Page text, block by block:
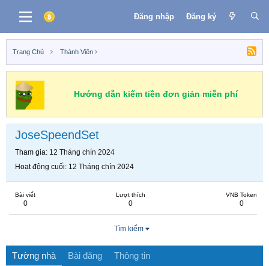
Đăng nhập Đăng ký
Trang Chủ Thành Viên
Hướng dẫn kiếm tiền đơn giản miễn phí
JoseSpeendSet
Tham gia 12 Tháng chín 2024
Hoạt động cuối 12 Tháng chín 2024
Bài viết
0
Lượt thích
0
VNB Token
0
Tìm kiếm
Tường nhà Bài đăng Thông tin